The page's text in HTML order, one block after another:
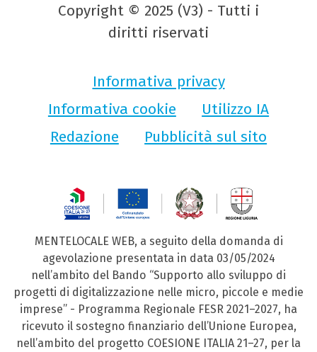
Copyright © 2025 (V3) - Tutti i
diritti riservati
Informativa privacy
Informativa cookie
Utilizzo IA
Redazione
Pubblicità sul sito
MENTELOCALE WEB, a seguito della domanda di
agevolazione presentata in data 03/05/2024
nell’ambito del Bando “Supporto allo sviluppo di
progetti di digitalizzazione nelle micro, piccole e medie
imprese” - Programma Regionale FESR 2021–2027, ha
ricevuto il sostegno finanziario dell’Unione Europea,
nell’ambito del progetto COESIONE ITALIA 21–27, per la